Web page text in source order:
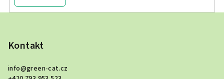
Kontakt
info@green-cat.cz